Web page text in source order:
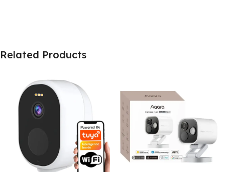
Related Products